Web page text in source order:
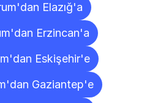
Elazığ'a
Erzincan'a
Eskişehir'e
Gaziantep'e